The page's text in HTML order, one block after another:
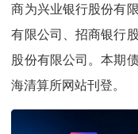
商为兴业银行股份有
有限公司、招商银行
股份有限公司。本期
海清算所网站刊登。